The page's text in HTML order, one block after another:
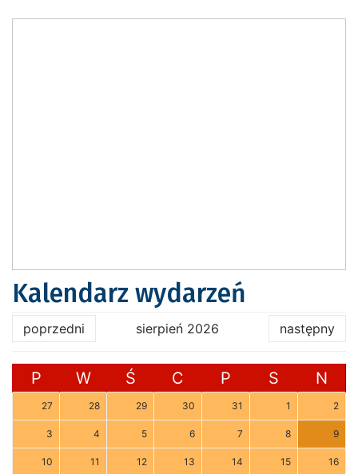
Kalendarz wydarzeń
poprzedni sierpień 2026 następny
P W Ś C P S N
27 28 29 30 31 1 2
3 4 5 6 7 8 9
10 11 12 13 14 15 16